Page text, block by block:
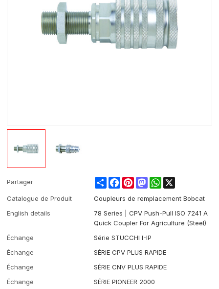
Partager ShareFacebookPinterestMastodonWhatsApp
Catalogue de Produit
Coupleurs de remplacement Bobcat
English details
78 Series | CPV Push-Pull ISO 7241 A
Quick Coupler For Agriculture (Steel)
Échange
Série STUCCHI I-IP
Échange
SÉRIE CPV PLUS RAPIDE
Échange
SÉRIE CNV PLUS RAPIDE
Échange
SÉRIE PIONEER 2000